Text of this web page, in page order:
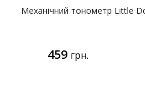
Механічний тонометр Little
459 грн.